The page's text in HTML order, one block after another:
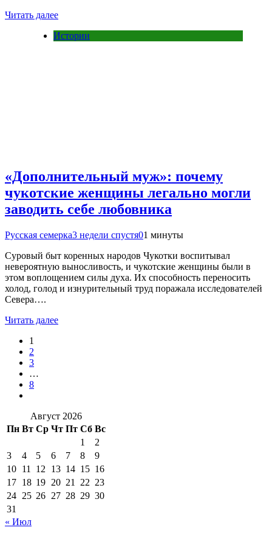
Читать далее
Истории
«Дополнительный муж»: почему
чукотские женщины легально могли
заводить себе любовника
Русская семерка3 недели спустя01 минуты
Суровый быт коренных народов Чукотки воспитывал
невероятную выносливость, и чукотские женщины были в
этом воплощением силы духа. Их способность переносить
холод, голод и изнурительный труд поражала исследователей
Севера….
Читать далее
1
2
3
…
8
Август 2026
Пн Вт Ср Чт Пт Сб Вс
1
2
3
4 5 6 7 8
9
10 11 12 13 14 15 16
17 18 19 20 21 22 23
24 25 26 27 28 29 30
31
« Июл